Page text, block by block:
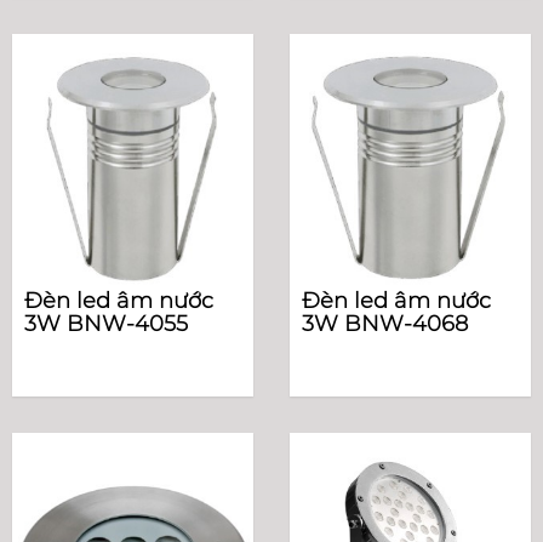
Đèn led âm nước
3W BNW-4055
Đèn led âm nước
3W BNW-4068